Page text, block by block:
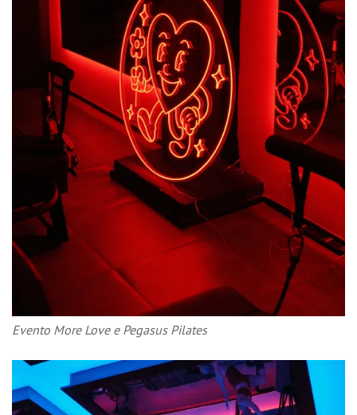
Evento More Love e Pegasus Pilates